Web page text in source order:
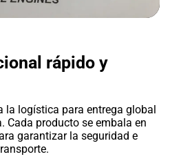
rápido y
la logística para entrega global
Cada producto se embala en
garantizar la seguridad e